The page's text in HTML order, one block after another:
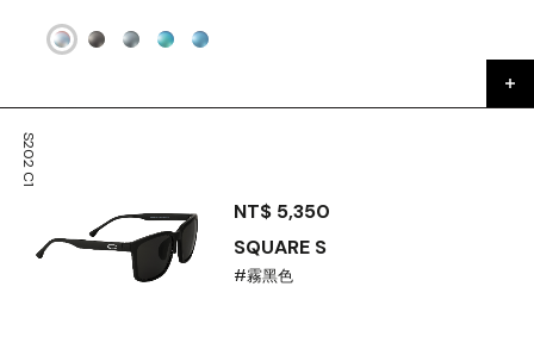
S202 C1
NT$ 5,350
SQUARE S
#霧黑色